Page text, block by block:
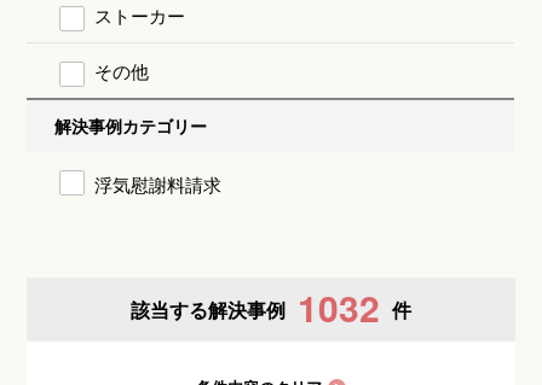
ストーカー
その他
解決事例カテゴリー
浮気慰謝料請求
該当する解決事例 1032 件